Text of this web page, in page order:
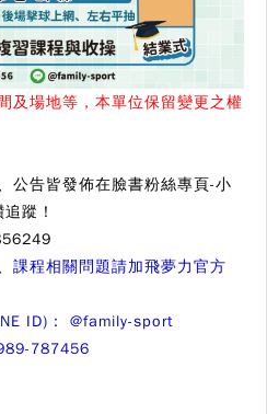
及場地等，本單位保留變更之權
公告皆發佈在臉書粉絲專頁-小
蹤！
課程相關問題請加飛夢力官方
ID)： @family-sport
787456